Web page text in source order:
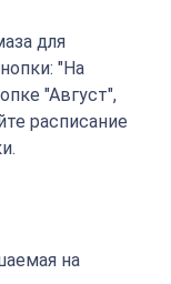
для
"На
"Август",
расписание
на